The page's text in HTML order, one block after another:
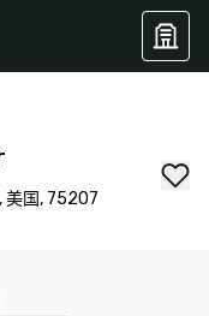
美国, 75207